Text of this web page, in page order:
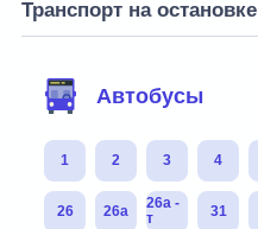
Транспорт на остановке
Автобусы
1 2 3 4
26 26а
26а -
т
31